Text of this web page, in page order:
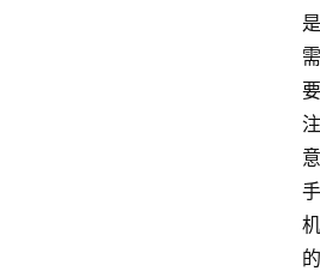
是
需
要
注
意
手
机
的